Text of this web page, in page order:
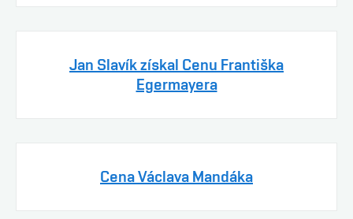
Jan Slavík získal Cenu Františka
Egermayera
Cena Václava Mandáka